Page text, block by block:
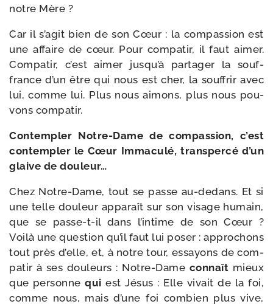
notre Mère ?
Car il s’agit bien de son Cœur : la com­pas­sion est
une affaire de cœur. Pour com­pa­tir, il faut aimer.
Compatir, c’est aimer jusqu’à par­ta­ger la souf­
france d’un être qui nous est cher, la souf­frir avec
lui, comme lui. Plus nous aimons, plus nous pou­
vons compatir.
Contempler Notre-​Dame de com­pas­sion, c’est
contem­pler le Cœur Immaculé, trans­per­cé d’un
glaive de douleur…
Chez Notre-​Dame, tout se passe au-​dedans. Et si
une telle dou­leur appa­raît sur son visage humain,
que se passe-​t-​il dans l’intime de son Cœur ?
Voilà une ques­tion qu’il faut lui poser : appro­chons
tout près d’elle, et, à notre tour, essayons de com­
pa­tir à ses dou­leurs : Notre-​Dame connaît mieux
que per­sonnequi est Jésus : Elle vivait de la foi,
comme nous, mais d’une foi com­bien plus vive,